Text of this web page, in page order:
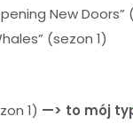
New Doors”
(sezon 1)
1) —> to mój